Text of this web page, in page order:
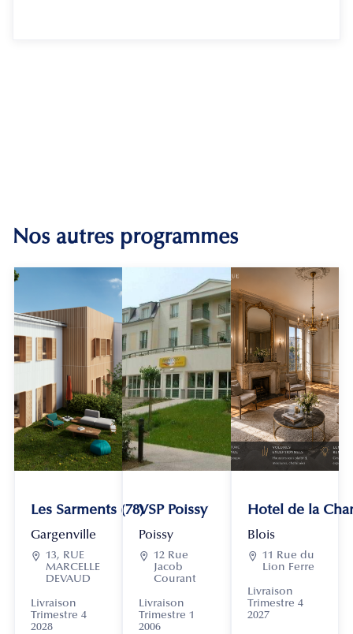
Nos autres programmes
Les Sarments (78)
Gargenville
 13, RUE
MARCELLE
DEVAUD
Livraison
Trimestre 4
2028
VSP Poissy
Poissy
 12 Rue
Jacob
Courant
Livraison
Trimestre 1
2006
Hotel de la
Blois
 11 Rue du
Lion Ferre
Livraison
Trimestre 4
2027